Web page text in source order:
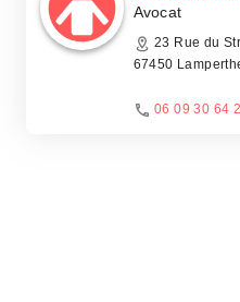
Avocat
23 Rue du
67450
06 09 30 64